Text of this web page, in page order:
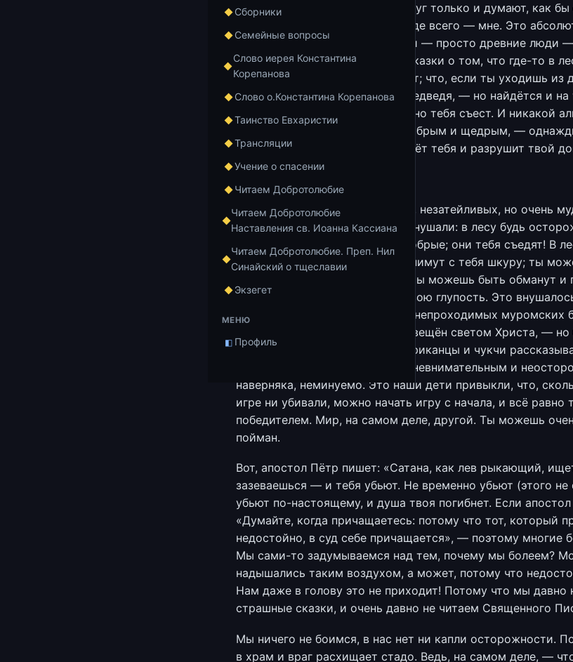
Сборники
Семейные вопросы
Слово иерея Константина
Корепанова
Слово о.Константина Корепанова
Таинство Евхаристии
Трансляции
Учение о спасении
Читаем Добротолюбие
Читаем Добротолюбие
Наставления св. Иоанна Кассиана
Читаем Добротолюбие. Преп. Нил
Синайский о тщеславии
Экзегет
МЕНЮ
◧ Профиль
все вокруг хорошие, и все вокруг только и думают, как
всему человечеству, — и, прежде всего — мне. Это
представление. И древние люди — просто древние люди
мудрее нас. Мы ещё слышали сказки о том, что где-то в
который непременно тебя съест; что, если ты уходишь
конечно, обмануть и волка, и медведя, — но найдётся и на
более хитрый, который всё равно тебя съест. И никакой
съест! И каким бы ты ни был добрым и щедрым, —
ввалится медведь, который убьёт тебя и разрушит твой
И много-много других простых, незатейливых, но очень
которые маленькому ребёнку внушали: в лесу будь
волки и медведи, и они — не добрые; они тебя съедят! В
разбойники, которые заживо снимут с тебя шкуру; ты
можешь провалиться под лёд, ты можешь быть обманут
очень дорого поплатиться за свою глупость. Это
детства, даже если он вырос в непроходимых муромских
лесах, и тогда ещё не был просвещён светом Христа, — но
марийцы, финны и китайцы, африканцы и чукчи
сказки о том, что если будешь невнимательным и
наверняка, неминуемо. Это наши дети привыкли, что,
игре ни убивали, можно начать игру с начала, и всё равно
победителем. Мир, на самом деле, другой. Ты можешь
пойман.
Вот, апостол Пётр пишет: «Сатана, как лев рыкающий,
зазеваешься — и тебя убьют. Не временно убьют (этого
убьют по-настоящему, и душа твоя погибнет. Если
«Думайте, когда причащаетесь: потому что тот, который
недостойно, в суд себе причащается», — поэтому многие
Мы сами-то задумываемся над тем, почему мы болеем?
надышались таким воздухом, а может, потому что
Нам даже в голову это не приходит! Потому что мы давно
страшные сказки, и очень давно не читаем Священного
Мы ничего не боимся, в нас нет ни капли осторожности.
в храм и враг расхищает стадо. Ведь, на самом деле, —